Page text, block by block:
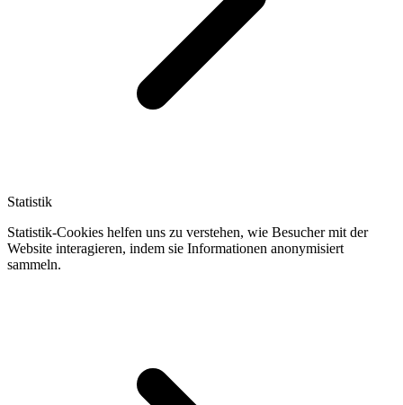
Statistik
Statistik-Cookies helfen uns zu verstehen, wie Besucher mit der
Website interagieren, indem sie Informationen anonymisiert
sammeln.